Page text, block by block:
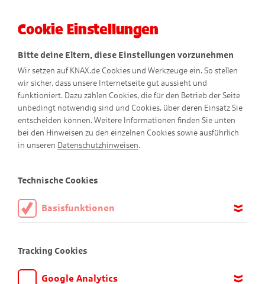
Cookie Einstellungen
Bitte deine Eltern, diese Einstellungen vorzunehmen
Wir setzen auf KNAX.de Cookies und Werkzeuge ein. So stellen
wir sicher, dass unsere Internetseite gut aussieht und
funktioniert. Dazu zählen Cookies, die für den Betrieb der Seite
unbedingt notwendig sind und Cookies, über deren Einsatz Sie
entscheiden können. Weitere Informationen finden Sie unten
bei den Hinweisen zu den einzelnen Cookies sowie ausführlich
in unseren Datenschutzhinweisen.
Technische Cookies
Basisfunktionen
aktiviert sein.
Tracking Cookies
Google Analytics